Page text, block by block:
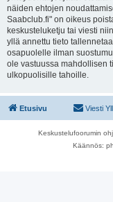
näiden ehtojen
Saabclub.fi" on oikeus
keskusteluketju tai viesti
yllä annettu tieto
osapuolelle ilman
ole vastuussa mahdollisen
ulkopuolisille tahoille.
Etusivu Viesti
Keskustelufoorumin
Käännös: